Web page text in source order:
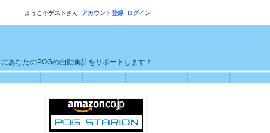
ようこそゲスト さん アカウント登録 ログイン
あなたのPOGの自動集計をサポートします！